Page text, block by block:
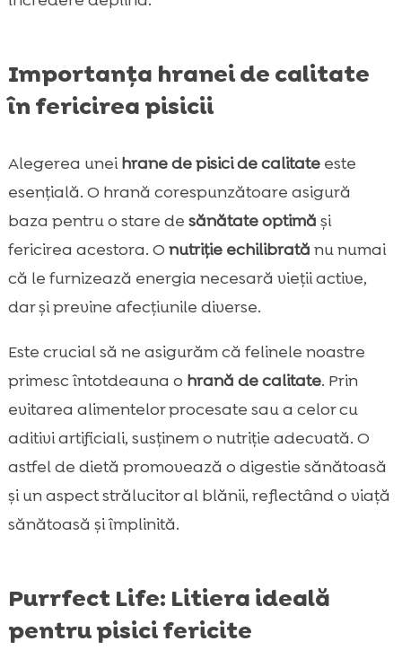
Importanța hranei de calitate
în fericirea pisicii
Alegerea uneihrane de pisici de calitateeste
esențială. O hrană corespunzătoare asigură
baza pentru o stare de sănătate optimă și
fericirea acestora. O nutriție echilibrată nu numai
că le furnizează energia necesară vieții active,
dar și previne afecțiunile diverse.
Este crucial să ne asigurăm că felinele noastre
primesc întotdeauna o hrană de calitate. Prin
evitarea alimentelor procesate sau a celor cu
aditivi artificiali, susținem o nutriție adecvată. O
astfel de dietă promovează o digestie sănătoasă
și un aspect strălucitor al blănii, reflectând o viață
sănătoasă și împlinită.
Purrfect Life: Litiera ideală
pentru pisici fericite